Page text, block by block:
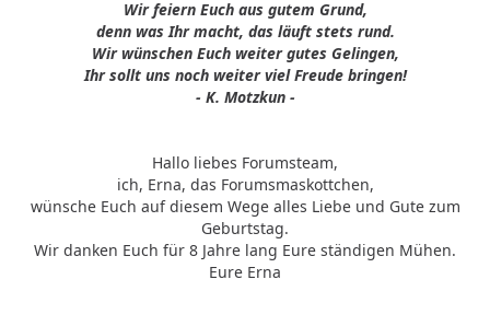
Wir feiern Euch aus gutem Grund,
denn was Ihr macht, das läuft stets rund.
Wir wünschen Euch weiter gutes Gelingen,
Ihr sollt uns noch weiter viel Freude bringen!
- K. Motzkun -
Hallo liebes Forumsteam,
ich, Erna, das Forumsmaskottchen,
wünsche Euch auf diesem Wege alles Liebe und Gute zum
Geburtstag.
Wir danken Euch für 8 Jahre lang Eure ständigen Mühen.
Eure Erna